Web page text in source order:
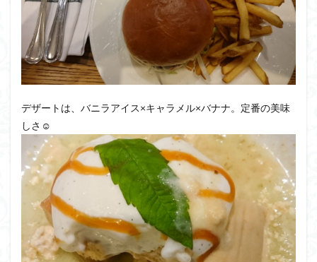
デザートは、バニラアイス×キャラメル×バナナ。定番の美味
しさ☺